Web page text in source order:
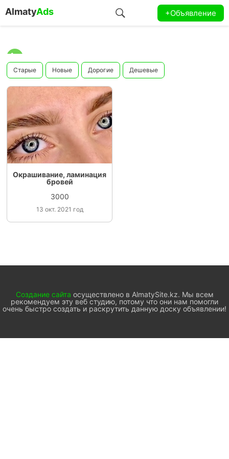
AlmatyAds +Объявление
Старые Новые Дорогие Дешевые
Окрашивание, ламинация
бровей
3000
13 окт. 2021 год
Создание сайта осуществлено в AlmatySite.kz. Мы всем
рекомендуем эту веб студию, потому что они нам помогли
очень быстро создать и раскрутить данную доску объявлении!